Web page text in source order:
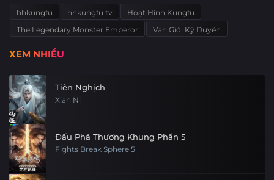
hhkungfu hhkungfu tv
Hoạt Hình Kungfu
The Legendary Monster Emperor
Vạn Giới Kỳ Duyên
XEM NHIỀU
Tiên Nghịch
Xian Ni
Đấu Phá Thương Khung Phần 5
Fights Break Sphere 5